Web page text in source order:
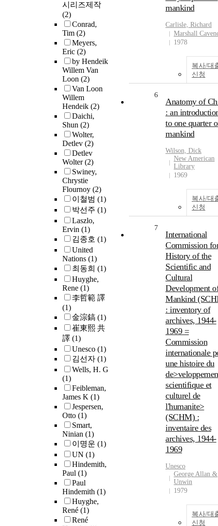
시리즈제작
(2)
Conrad,
Tim (2)
Meyers,
Eric (2)
by Hendeik
Willem Van
Loon (2)
Van Loon
Willem
Hendeik (2)
Daichi,
Shun (2)
Wolter,
Detlev (2)
Detlev
Wolter(2)
Swiney,
Chrystie
Flournoy (2)
이철범 (1)
박선주 (1)
Laszlo,
Ervin (1)
김종호 (1)
United
Nations (1)
최동희 (1)
Huyghe,
Rene (1)
李哲範 譯
(1)
金淙鎬 (1)
崔東熙 共
譯 (1)
Unesco (1)
김선자 (1)
Wells, H. G
(1)
Feibleman,
James K (1)
Jespersen,
Otto (1)
Smart,
Ninian (1)
이명운 (1)
UN (1)
Hindemith,
Paul (1)
Paul
Hindemith (1)
Huyghe,
René (1)
René
mankind
Carlisle, Richard
Marshall
1978
복사/대
신청
6
Anatomy of
: an
to one quarter
mankind
Wilson, Dick
New American
Library
1969
복사/대
신청
7
International
Commission
History of the
Scientific and
Cultural
Development
Mankind
: inventory of
archives, 1944-
1969 =
Commission
internationale
une histoire du
scientifique et
culturel de
l'humanite>
(SCHM) :
inventaire des
archives, 1944-
1969
Unesco
George Allan &
Unwin
1979
복사/대
신청